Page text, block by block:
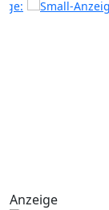
Anzeige